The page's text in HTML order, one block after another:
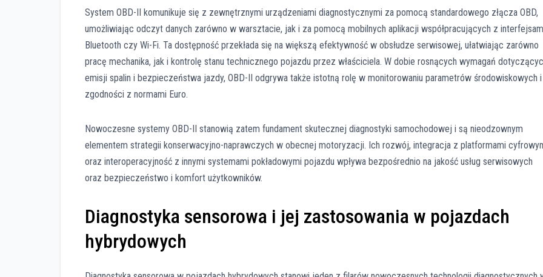
System OBD-II komunikuje się z zewnętrznymi urządzeniami diagnostycznymi za pomocą standardowego złącza OBD,
umożliwiając odczyt danych zarówno w warsztacie, jak i za pomocą mobilnych aplikacji współpracujących z
Bluetooth czy Wi-Fi. Ta dostępność przekłada się na większą efektywność w obsłudze serwisowej, ułatwiając zarówno
pracę mechanika, jak i kontrolę stanu technicznego pojazdu przez właściciela. W dobie rosnących wymagań
emisji spalin i bezpieczeństwa jazdy, OBD-II odgrywa także istotną rolę w monitorowaniu parametrów środowiskowych i
zgodności z normami Euro.
Nowoczesne systemy OBD-II stanowią zatem fundament skutecznej diagnostyki samochodowej i są nieodzownym
elementem strategii konserwacyjno-naprawczych w obecnej motoryzacji. Ich rozwój, integracja z platformami
oraz interoperacyjność z innymi systemami pokładowymi pojazdu wpływa bezpośrednio na jakość usług serwisowych
oraz bezpieczeństwo i komfort użytkowników.
Diagnostyka sensorowa i jej zastosowania w pojazdach
hybrydowych